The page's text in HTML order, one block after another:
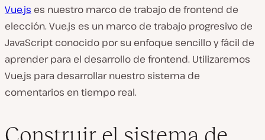
Vue.js es nuestro marco de trabajo de frontend de
elección. Vue.js es un marco de trabajo progresivo de
JavaScript conocido por su enfoque sencillo y fácil de
aprender para el desarrollo de frontend. Utilizaremos
Vue.js para desarrollar nuestro sistema de
comentarios en tiempo real.